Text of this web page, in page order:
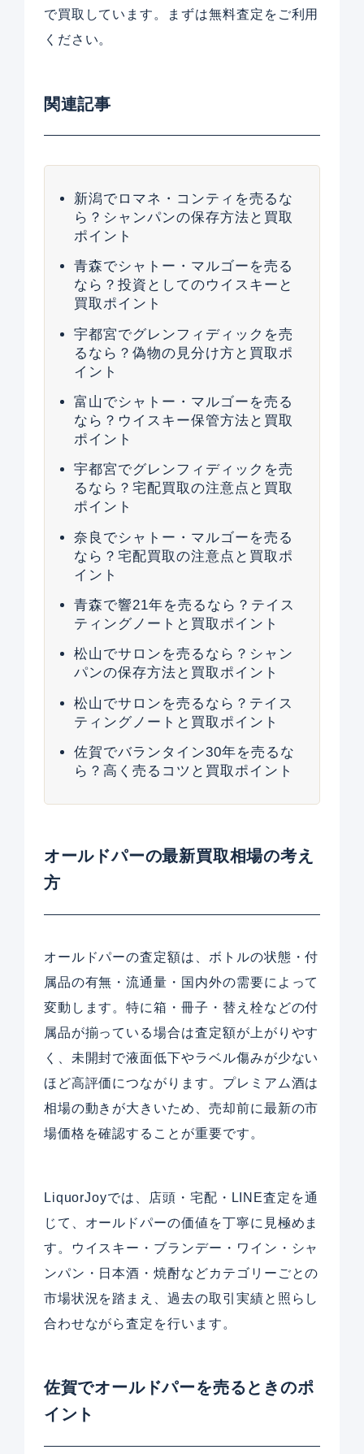
で買取しています。まずは無料査定をご利用
ください。
関連記事
新潟でロマネ・コンティを売るな
ら？シャンパンの保存方法と買取
ポイント
青森でシャトー・マルゴーを売る
なら？投資としてのウイスキーと
買取ポイント
宇都宮でグレンフィディックを売
るなら？偽物の見分け方と買取ポ
イント
富山でシャトー・マルゴーを売る
なら？ウイスキー保管方法と買取
ポイント
宇都宮でグレンフィディックを売
るなら？宅配買取の注意点と買取
ポイント
奈良でシャトー・マルゴーを売る
なら？宅配買取の注意点と買取ポ
イント
青森で響21年を売るなら？テイス
ティングノートと買取ポイント
松山でサロンを売るなら？シャン
パンの保存方法と買取ポイント
松山でサロンを売るなら？テイス
ティングノートと買取ポイント
佐賀でバランタイン30年を売るな
ら？高く売るコツと買取ポイント
オールドパーの最新買取相場の考え
方
オールドパーの査定額は、ボトルの状態・付
属品の有無・流通量・国内外の需要によって
変動します。特に箱・冊子・替え栓などの付
属品が揃っている場合は査定額が上がりやす
く、未開封で液面低下やラベル傷みが少ない
ほど高評価につながります。プレミアム酒は
相場の動きが大きいため、売却前に最新の市
場価格を確認することが重要です。
LiquorJoyでは、店頭・宅配・LINE査定を通
じて、オールドパーの価値を丁寧に見極めま
す。ウイスキー・ブランデー・ワイン・シャ
ンパン・日本酒・焼酎などカテゴリーごとの
市場状況を踏まえ、過去の取引実績と照らし
合わせながら査定を行います。
佐賀でオールドパーを売るときのポ
イント